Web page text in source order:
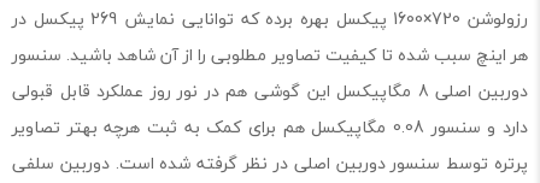
رزولوشن 720×1600 پیکسل بهره برده که توانایی نمایش 269 پیکسل در
هر اینچ سبب شده تا کیفیت تصاویر مطلوبی را از آن شاهد باشید. سنسور
دوربین اصلی 8 مگاپیکسل این گوشی هم در نور روز عملکرد قابل قبولی
دارد و سنسور 0.08 مگاپیکسل هم برای کمک به ثبت هرچه بهتر تصاویر
پرتره توسط سنسور دوربین اصلی در نظر گرفته شده است. دوربین سلفی